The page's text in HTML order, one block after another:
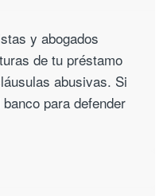
y abogados
de tu préstamo
abusivas. Si
para defender